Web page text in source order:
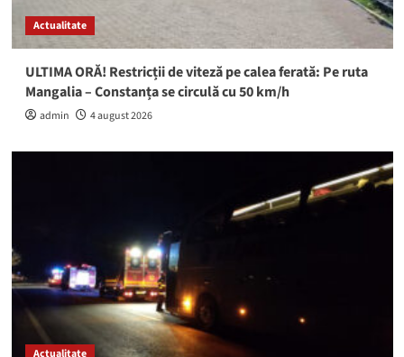
Actualitate
ULTIMA ORĂ! Restricții de viteză pe calea ferată: Pe ruta
Mangalia – Constanța se circulă cu 50 km/h
admin 4 august 2026